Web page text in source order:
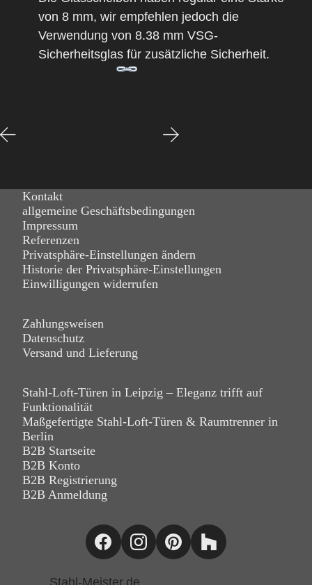
von 8 mm, wir empfehlen jedoch die
Verwendung von 8.38 mm VSG-
Sicherheitsglas für zusätzliche Sicherheit.
Kontakt
allgemeine Geschäftsbedingungen
Impressum
Referenzen
Privatsphäre-Einstellungen ändern
Historie der Privatsphäre-Einstellungen
Einwilligungen widerrufen
Zahlungsweisen
Datenschutz
Versand und Lieferung
Stahl-Loft-Türen in Leipzig – Eleganz trifft auf
Funktionalität
Maßgefertigte Stahl-Loft-Türen & Raumtrenner in
Berlin
B2B Startseite
B2B Konto
B2B Registrierung
B2B Anmeldung
Stahl-Meister.de